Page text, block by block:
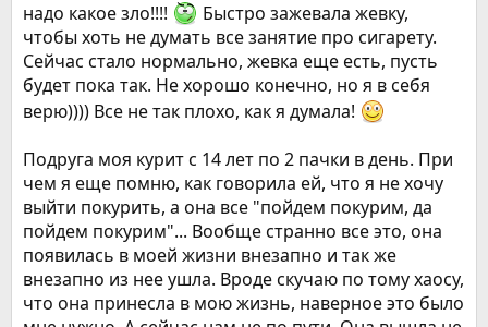
надо какое зло!!!!
Быстро зажевала жевку,
чтобы хоть не думать все занятие про сигарету.
Сейчас стало нормально, жевка еще есть, пусть
будет пока так. Не хорошо конечно, но я в себя
верю)))) Все не так плохо, как я думала!
Подруга моя курит с 14 лет по 2 пачки в день. При
чем я еще помню, как говорила ей, что я не хочу
выйти покурить, а она все "пойдем покурим, да
пойдем покурим"... Вообще странно все это, она
появилась в моей жизни внезапно и так же
внезапно из нее ушла. Вроде скучаю по тому хаосу,
что она принесла в мою жизнь, наверное это было